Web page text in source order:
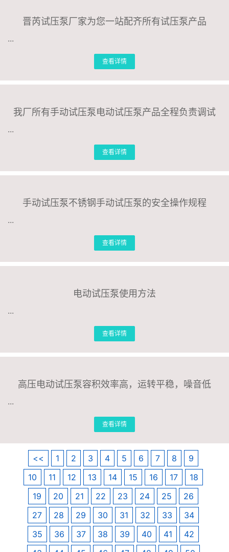
晋芮试压泵厂家为您一站配齐所有试压泵产品
...
查看详情
我厂所有手动试压泵电动试压泵产品全程负责调试
...
查看详情
手动试压泵不锈钢手动试压泵的安全操作规程
...
查看详情
电动试压泵使用方法
...
查看详情
高压电动试压泵容积效率高，运转平稳，噪音低
...
查看详情
<< 1 2 3 4 5 6 7 8
9
10
11 12 13 14 15 16 17
18
19
20 21 22 23 24 25
26
27
28 29 30 31 32 33
34
35
36 37 38 39 40 41
42